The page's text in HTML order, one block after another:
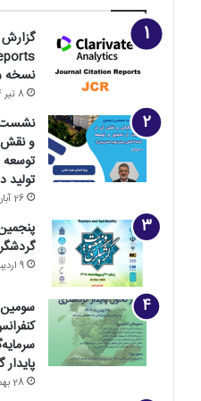
نسخه 2025 منتشر شد
8 تیر 1404
نشست
و نقش
تولید
26 آبان 1404
9 اردیبهشت 1405
28 بهمن 1404